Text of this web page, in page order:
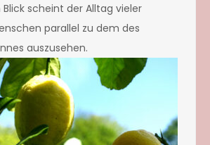
scheint der Alltag vieler
parallel zu dem des
auszusehen.